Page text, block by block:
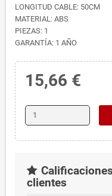
LONGITUD CABLE: 50CM
MATERIAL: ABS
PIEZAS: 1
GARANTÍA: 1 AÑO
15,66 €
clientes